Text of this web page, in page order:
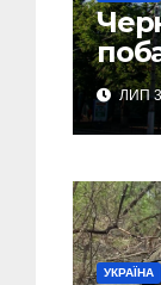
таЛИП
УКРАЇНА